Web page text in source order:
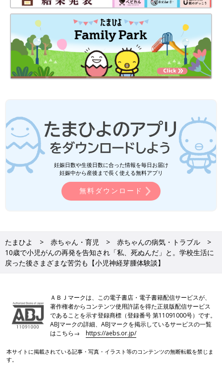
妊娠日数や生後日数に合った情報を毎日お届け
妊娠中から産後まで長く使える無料アプリ
無料ダウンロード
たまひよ 赤ちゃん・育児
赤ちゃんの病気・トラブル
10歳で小児がんの再発を告知され「私、死ぬんだ」と。学校生活に
戻った後さまざまな苦労も【小児神経芽腫体験談】
ＡＢＪマークは、この電子書店・電子書籍配信サービスが、
著作権者からコンテンツ使用許諾を得た正規版配信サービス
であることを示す登録商標（登録番号 第11091000号）です。
ABJマークの詳細、ABJマークを掲示しているサービスの一覧
はこちら→https://aebs.or.jp/
本サイトに掲載されている記事・写真・イラスト等のコンテンツの無断転載を禁じま
す。